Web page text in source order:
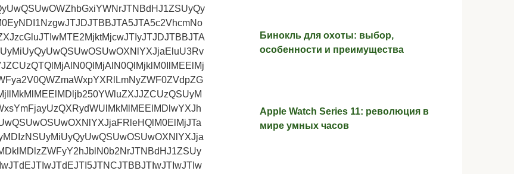
Бинокль для охоты: выбор,
особенности и преимущества
Apple Watch Series 11: революция в
мире умных часов